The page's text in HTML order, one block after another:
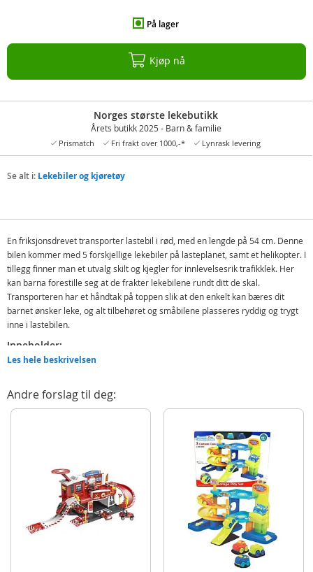
På lager
Kjøp nå
Norges største lekebutikk
Årets butikk 2025 - Barn & familie
Prismatch Fri frakt over 1000,-* Lynrask levering
Se alt i: Lekebiler og kjøretøy
En friksjonsdrevet transporter lastebil i rød, med en lengde på 54 cm. Denne
bilen kommer med 5 forskjellige lekebiler på lasteplanet, samt et helikopter. I
tillegg finner man et utvalg skilt og kjegler for innlevelsesrik trafikklek. Her
kan barna forestille seg at de frakter lekebilene rundt ditt de skal.
Transporteren har et håndtak på toppen slik at den enkelt kan bæres dit
barnet ønsker leke, og alt tilbehøret og småbilene plasseres ryddig og trygt
inne i lastebilen.
Inneholder:
Transporter lastebil
Helikopter
Mål eske: ca 59 x 11 x 20 cm
Alder: fra 3 år
Produktdetaljer
Modell S5269-666-01G
Les hele beskrivelsen
Andre forslag til deg: